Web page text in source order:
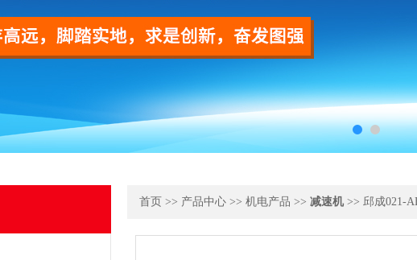
首页 >> 产品中心 >> 机电产品 >> 减速机 >> 邱成021-